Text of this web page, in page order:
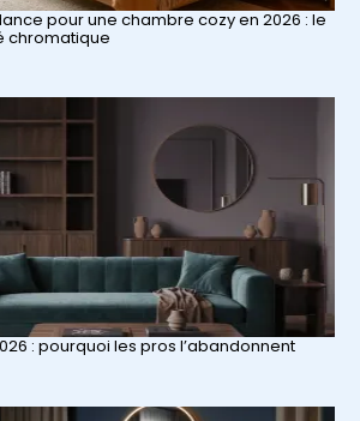
pour une chambre cozy en 2026 : le
chromatique
: pourquoi les pros l’abandonnent